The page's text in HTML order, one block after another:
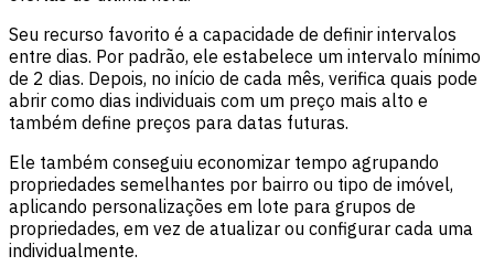
Seu recurso favorito é a capacidade de definir intervalos
entre dias. Por padrão, ele estabelece um intervalo mínimo
de 2 dias. Depois, no início de cada mês, verifica quais pode
abrir como dias individuais com um preço mais alto e
também define preços para datas futuras.
Ele também conseguiu economizar tempo agrupando
propriedades semelhantes por bairro ou tipo de imóvel,
aplicando personalizações em lote para grupos de
propriedades, em vez de atualizar ou configurar cada uma
individualmente.